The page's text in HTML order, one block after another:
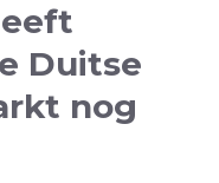
Duitse
nog